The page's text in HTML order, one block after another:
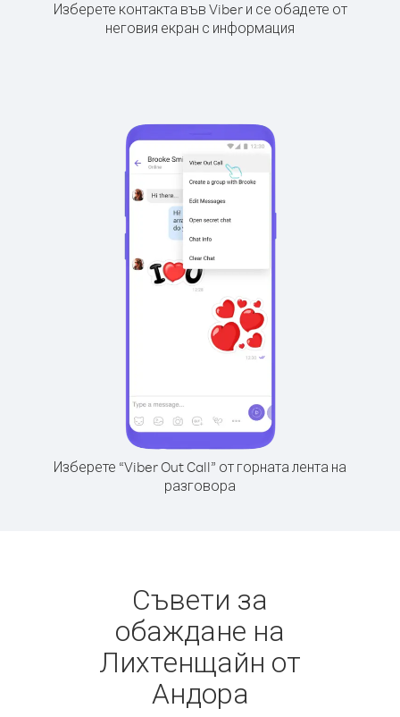
Изберете контакта във Viber и се обадете от
неговия екран с информация
Изберете “Viber Out Call” от горната лента на
разговора
Съвети за
обаждане на
Лихтенщайн от
Андора